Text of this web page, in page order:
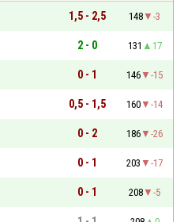
1,5 - 2,5 148
-3
2 - 0 131
17
0 - 1 146
-15
0,5 - 1,5 160
-14
0 - 2 186
-26
0 - 1 203
-17
0 - 1 208
-5